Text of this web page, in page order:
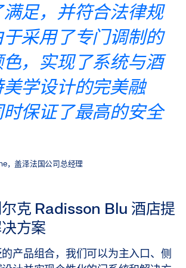
足，并符合法律规
采用了专门调制的
，实现了系统与酒
学设计的完美融
时保证了最高的安全
，盖泽法国公司总经理
克 Radisson Blu 酒店提
方案
产品组合，我们可以为主入口、侧